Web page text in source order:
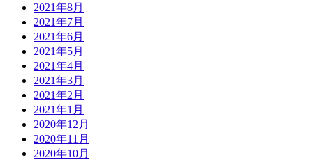
2021年8月
2021年7月
2021年6月
2021年5月
2021年4月
2021年3月
2021年2月
2021年1月
2020年12月
2020年11月
2020年10月